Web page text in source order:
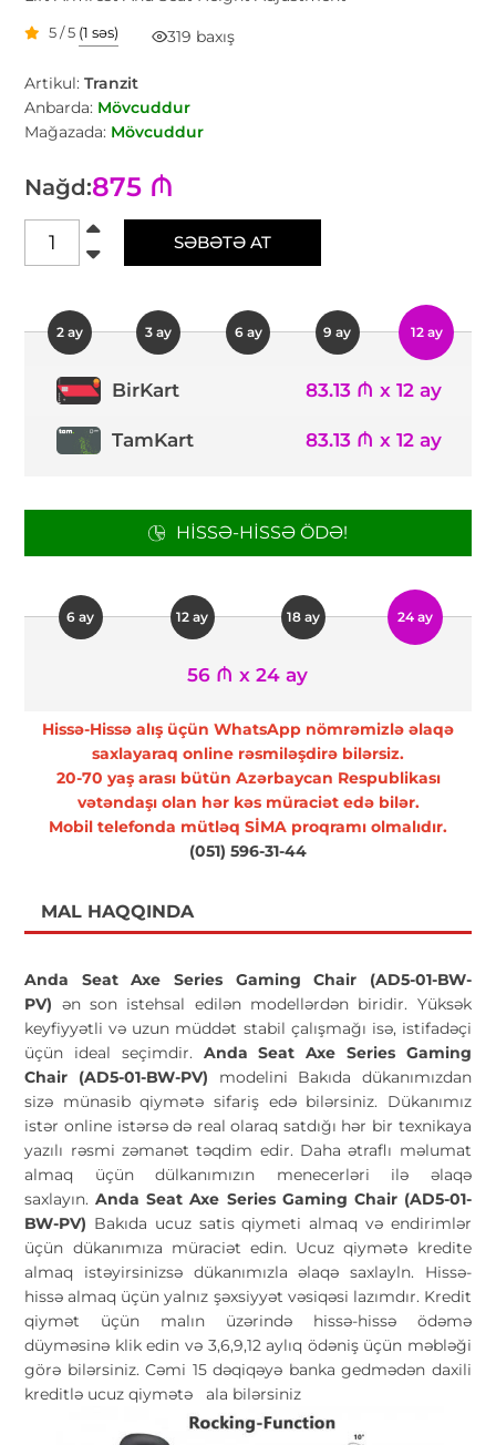
5 / 5 (1 səs) 319 baxış
Artikul:Tranzit
Anbarda: Mövcuddur
Mağazada: Mövcuddur
Nağd:875 ₼
SƏBƏTƏ AT
2 ay 3 ay 6 ay 9 ay 12 ay
BirKart 83.13 ₼ x 12 ay
TamKart 83.13 ₼ x 12 ay
HISSƏ-HISSƏ ÖDƏ!
6 ay 12 ay 18 ay 24 ay
56 ₼ x 24 ay
Hissə-Hissə alış üçün WhatsApp nömrəmizlə əlaqə
saxlayaraq online rəsmiləşdirə bilərsiz.
20-70 yaş arası bütün Azərbaycan Respublikası
vətəndaşı olan hər kəs müraciət edə bilər.
Mobil telefonda mütləq SİMA proqramı olmalıdır.
(051) 596-31-44
MAL HAQQINDA
Anda Seat Axe Series Gaming Chair (AD5-01-BW-
PV) ən son istehsal edilən modellərdən biridir. Yüksək
keyfiyyətli və uzun müddət stabil çalışmağı isə, istifadəçi
üçün ideal seçimdir. Anda Seat Axe Series Gaming
Chair (AD5-01-BW-PV) modelini Bakıda dükanımızdan
sizə münasib qiymətə sifariş edə bilərsiniz. Dükanımız
istər online istərsə də real olaraq satdığı hər bir texnikaya
yazılı rəsmi zəmanət təqdim edir. Daha ətraflı məlumat
almaq üçün dülkanımızın menecerləri ilə əlaqə
saxlayın.Anda Seat Axe Series Gaming Chair (AD5-01-
BW-PV) Bakıda ucuz satis qiymeti almaq və endirimlər
üçün dükanımıza müraciət edin. Ucuz qiymətə kredite
almaq istəyirsinizsə dükanımızla əlaqə saxlayln. Hissə-
hissə almaq üçün yalnız şəxsiyyət vəsiqəsi lazımdır. Kredit
qiymət üçün malın üzərində hissə-hissə ödəmə
düyməsinə klik edin və 3,6,9,12 aylıq ödəniş üçün məbləği
görə bilərsiniz. Cəmi 15 dəqiqəyə banka gedmədən daxili
kreditlə ucuz qiymətə
ala bilərsiniz